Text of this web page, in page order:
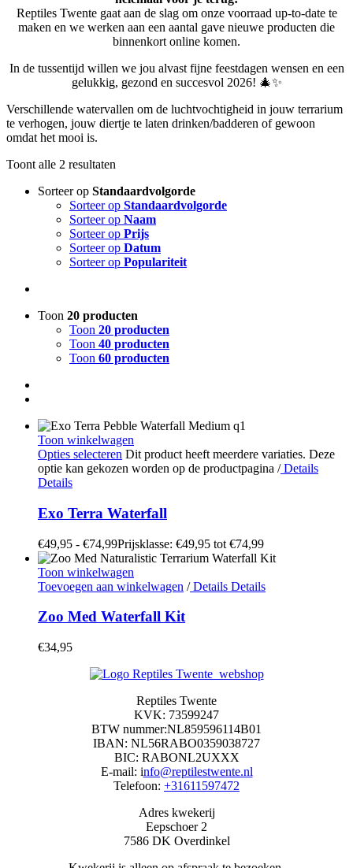
Reptiles Twente gaat aan de slag om onze voorraad up-to-date te
maken en we werken aan een aantal gave nieuwe producten die
binnenkort online komen.
In de tussentijd willen we jou alvast fijne feestdagen wensen en een
gelukkig, gezond en succesvol 2026! 🎄✨
Verschillende watervallen om de luchtvochtigheid in jouw terrarium
te verhogen, jouw diertje te laten drinken/badderen of gewoon
omdat het mooi is.
Toont alle 2 resultaten
Sorteer op Standaardvolgorde
Sorteer op Standaardvolgorde
Sorteer op Naam
Sorteer op Prijs
Sorteer op Datum
Sorteer op Populariteit
Toon 20 producten
Toon 20 producten
Toon 40 producten
Toon 60 producten
Toon winkelwagen
Opties selecteren Dit product heeft meerdere variaties. Deze
optie kan gekozen worden op de productpagina /Details
Details
Exo Terra Waterfall
€49,95 - €74,99Prijsklasse: €49,95 tot €74,99
Toon winkelwagen
Toevoegen aan winkelwagen /Details Details
Zoo Med Waterfall Kit
€34,95
Reptiles Twente
KVK: 73599247
BTW nummer:NL859596114B01
IBAN: NL56RABO0359038727
BIC: RABONL2UXXX
E-mail: info@reptilestwente.nl
Telefoon: +31611597472
Adres kwekerij
Eepschoer 2
7586 DK Overdinkel